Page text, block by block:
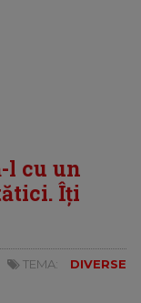
l cu un
Îți
TEMA: DIVERSE